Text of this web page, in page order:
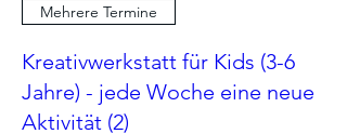
Mehrere Termine
Kreativwerkstatt für Kids (3-6
Jahre) - jede Woche eine neue
Aktivität (2)